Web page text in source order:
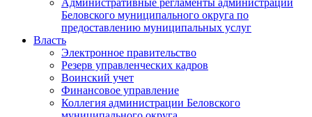
Административные регламенты администрации
Беловского муниципального округа по
предоставлению муниципальных услуг
Власть
Электронное правительство
Резерв управленческих кадров
Воинский учет
Финансовое управление
Коллегия администрации Беловского